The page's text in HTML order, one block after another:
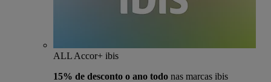
ALL Accor+ ibis
15% de desconto o ano todo nas marcas ibis